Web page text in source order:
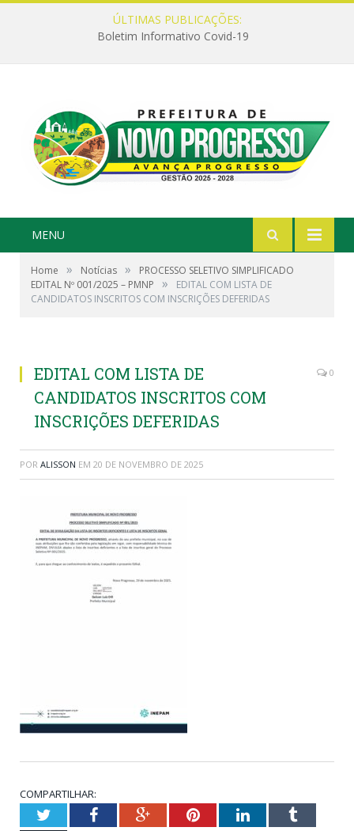
ÚLTIMAS PUBLICAÇÕES:
Boletim Informativo Covid-19
MENU
Home » Notícias »
PROCESSO SELETIVO SIMPLIFICADO
EDITAL Nº 001/2025 – PMNP
»
EDITAL COM LISTA DE
CANDIDATOS INSCRITOS COM INSCRIÇÕES DEFERIDAS
EDITAL COM LISTA DE
CANDIDATOS INSCRITOS COM
INSCRIÇÕES DEFERIDAS
0
POR ALISSON EM 20 DE NOVEMBRO DE 2025
COMPARTILHAR:
TwitterFacebookGoogle+PinterestLinkedInTumblr